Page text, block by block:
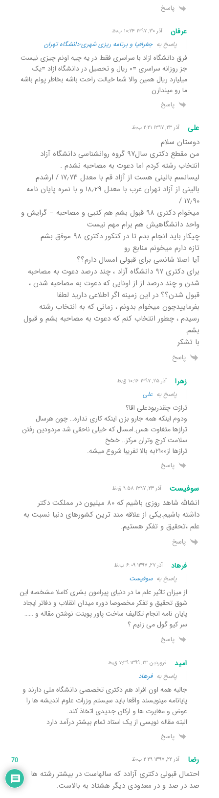
پاسخ
عرفان آذر ۳۰, ۱۳۹۷ ۱۰:۲۴ ب٫ظ
پاسخ بهجغرافیا و برنامه ریزی شهری-دانشگاه تهران
فرق دانشگاه ازاد با سراسری فقط در یه چیه اونم چیزی نیست
جز روزانه سراسری =۰ ریال و تحصیل در دانشگاه ازاد =یک
میلیارد ریال همین والا شما خیالت راحت باشه بخاطر پولم باشه
ما رو میندازن
پاسخ
علی آذر ۲۳, ۱۳۹۷ ۲:۲۱ ب٫ظ
دوستان سلام
من مقطع دکتری سال۹۷ گروه روانشناسی دانشگاه آزاد
انتخاب رشته کردم اما دعوت به مصاحبه نشدم .
لیسانسم بالینی هست از آزاد قم با معدل ۱۷٫۷۳ / ارشدم
بالینی از آزاد تهران غرب با معدل ۱۸٫۲۹ و با نمره پایان نامه
۱۷٫۹۰ /
میخوام دکتری ۹۸ قبول بشم هم کتبی و مصاحبه – گرایش و
واحد دانشگاهیش هم برام مهم نیست
چیکار باید انجام بدم تا در کنکور دکتری ۹۸ موفق بشم
تازه دارم میخونم منابع رو
آیا اصلا شانسی برای قبولی امسال دارم؟؟
برای دکتری ۹۷ دانشگاه آزاد ، چند درصد دعوت به مصاحبه
شدن و چند درصد از از اونایی که دعوت به مصاحبه شدن ،
قبول شدن؟؟ در این زمینه اگر اطلاعی دارید لطفا
بفرماییدچون میخوام بدونم ، زمانی که به انتخاب رشته
رسیدم ، چطور انتخاب کنم که دعوت به مصاحبه بشم و قبول
بشم.
با تشکر
پاسخ
زهرا آذر ۲۵, ۱۳۹۷ ۱۰:۱۶ ق٫ظ
پاسخ بهعلی
ترازت چقدربودعلی اقا؟
ودوم اینکه همه جارو بزن اینکه کاری نداره… چون هرسال
ترازها متغاوت هس.امسال که خیلی ناحقی شد مردودین رفتن
سلامت کرج وتران مرکز.. خخخ
ترازها از۲۱۰۰به بالا تفریبا شروع میشه.
پاسخ
سوفیست آذر ۲۳, ۱۳۹۷ ۹:۵۸ ق٫ظ
انشالله شاهد روزی باشیم که ۸۰ میلیون در مملکت دکتر
داشته باشیم.یکی از علاقه مند ترین کشورهای دنیا نسبت به
علم ،تحقیق و تفکر هستیم.
پاسخ
فرهاد آذر ۲۷, ۱۳۹۷ ۶:۰۹ ب٫ظ
پاسخ بهسوفیست
از میزان تاثیر علم ما در دنیای پیرامون بشری کاملا مشخصه این
شوق تحقیق و تفکر مخصوصا دوره میدان انقلاب و دفاتر ایجاد
پایان نامه انجام تکالیف ساخت پاور پوینت نوشتن مقاله و ……
سر کیو گول می زنیم ؟
پاسخ
امید فروردین ۲۳, ۱۳۹۹ ۷:۳۹ ق٫ظ
پاسخ بهفرهاد
جالبه همه اون افراد هم دکتری تخصصی دانشگاه ملی دارند و
پایانامه مینویسند واقعا باید سیستم وزرات علوم اندیشه ها را
عوض و مغایرت ها و ارکان جدیدی اتخاذ کند.
البته مقاله نویسی از یک استاد تمام بیشتر درآمد دارد
پاسخ
رضا آذر ۲۲, ۱۳۹۷ ۲:۲۹ ب٫ظ
احتمال قبولی دکتری آزادد که سالهاست در بیشتر رشته ها
صد در صد و در معدودی دیگر هشتاد به بالاست.
70